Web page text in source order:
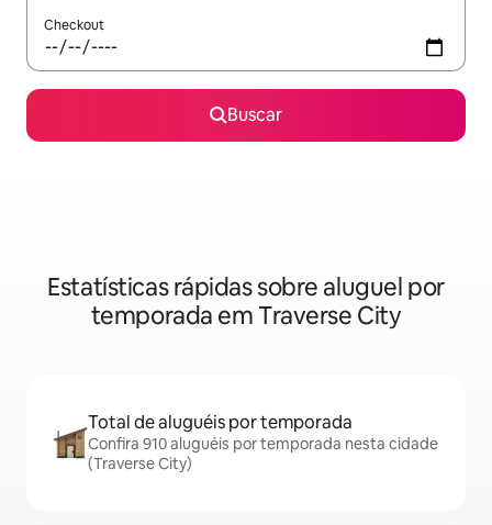
Checkout
Buscar
Estatísticas rápidas sobre aluguel por
temporada em Traverse City
Total de aluguéis por temporada
Confira 910 aluguéis por temporada nesta cidade
(Traverse City)